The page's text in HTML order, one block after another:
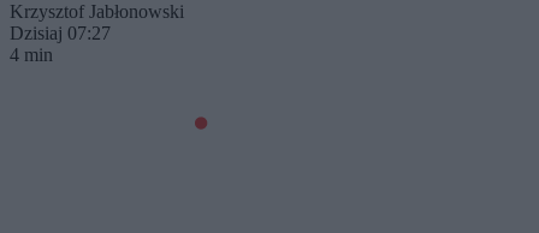
Krzysztof Jabłonowski
Dzisiaj 07:27
4 min